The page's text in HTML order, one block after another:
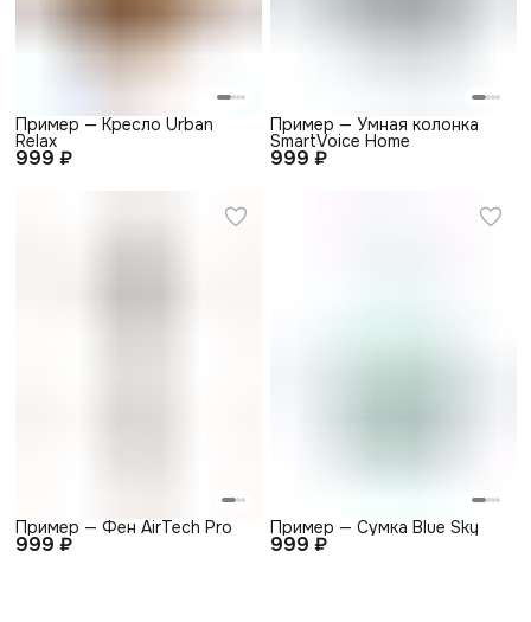
999 ₽
Пример — Кресло Urban
Relax
999 ₽
Пример — Умная колонка
SmartVoice Home
999 ₽
Пример — Фен AirTech Pro
999 ₽
Пример — Сумка Blue Sky